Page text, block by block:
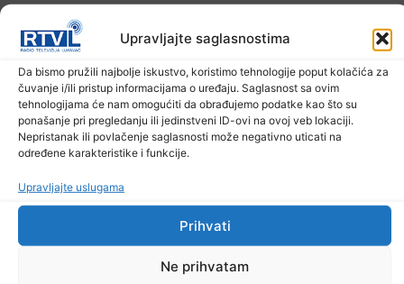
Upravljajte saglasnostima
Da bismo pružili najbolje iskustvo, koristimo tehnologije poput kolačića za
čuvanje i/ili pristup informacijama o uređaju. Saglasnost sa ovim
tehnologijama će nam omogućiti da obrađujemo podatke kao što su
ponašanje pri pregledanju ili jedinstveni ID-ovi na ovoj veb lokaciji.
Nepristanak ili povlačenje saglasnosti može negativno uticati na
određene karakteristike i funkcije.
Upravljajte uslugama
Prihvati
Ne prihvatam
Prethodna vijest
Podijelite na mrežama
Ostale novosti